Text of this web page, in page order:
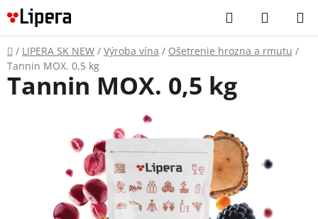
Prejsť
na
obsah
Hľadať
KOŠÍK
Domov
/ LIPERA SK NEW / Výroba vína / Ošetrenie hrozna a rmutu /
Tannin MOX. 0,5 kg
Tannin MOX. 0,5 kg